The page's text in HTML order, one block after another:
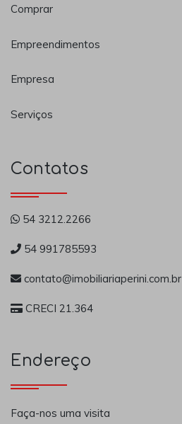
Comprar
Empreendimentos
Empresa
Serviços
Contatos
54 3212.2266
54 991785593
contato@imobiliariaperini.com.br
CRECI 21.364
Endereço
Faça-nos uma visita